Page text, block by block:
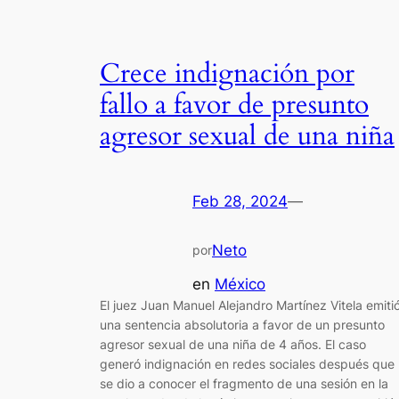
Crece indignación por
fallo a favor de presunto
agresor sexual de una niña
Feb 28, 2024—
porNeto
en México
El juez Juan Manuel Alejandro Martínez Vitela
una sentencia absolutoria a favor de un presunto
agresor sexual de una niña de 4 años. El caso
generó indignación en redes sociales después que
se dio a conocer el fragmento de una sesión en la